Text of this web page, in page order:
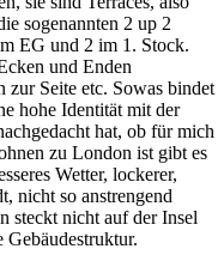
sogenannten 2 up 2
EG und 2 im 1. Stock.
und Enden
zur Seite etc. Sowas bindet
hohe Identität mit der
hat, ob für mich
zu London ist gibt es
Wetter, lockerer,
nicht so anstrengend
steckt nicht auf der Insel